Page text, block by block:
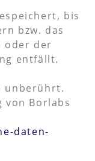
bis
bzw. das
oder der
entfällt.
unberührt.
von Borlabs
daten-